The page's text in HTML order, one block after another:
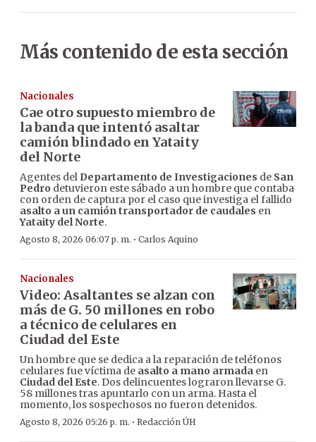
Más contenido de esta sección
Nacionales
Cae otro supuesto miembro de
la banda que intentó asaltar
camión blindado en Yataity
del Norte
Agentes del Departamento de Investigaciones de San
Pedro detuvieron este sábado a un hombre que contaba
con orden de captura por el caso que investiga el fallido
asalto a un camión transportador de caudales en
Yataity del Norte.
Agosto 8, 2026 06:07 p. m. · Carlos Aquino
Nacionales
Video: Asaltantes se alzan con
más de G. 50 millones en robo
a técnico de celulares en
Ciudad del Este
Un hombre que se dedica a la reparación de teléfonos
celulares fue víctima de asalto a mano armada en
Ciudad del Este. Dos delincuentes lograron llevarse G.
58 millones tras apuntarlo con un arma. Hasta el
momento, los sospechosos no fueron detenidos.
Agosto 8, 2026 05:26 p. m. · Redacción ÚH